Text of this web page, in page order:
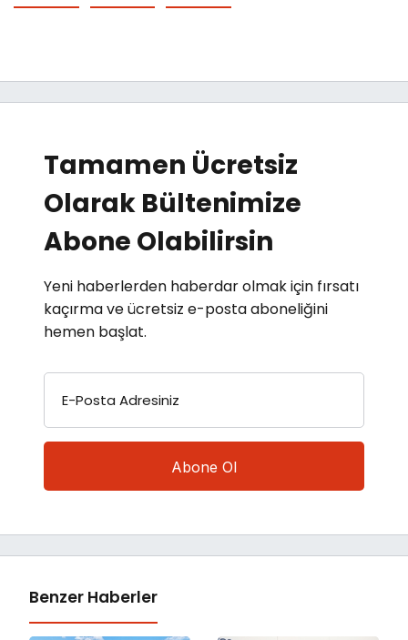
Tamamen Ücretsiz
Olarak Bültenimize
Abone Olabilirsin
Yeni haberlerden haberdar olmak için fırsatı
kaçırma ve ücretsiz e-posta aboneliğini
hemen başlat.
E-Posta Adresiniz
Benzer Haberler